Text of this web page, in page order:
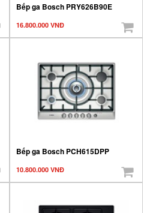
Bếp ga Bosch PRY626B90E
16.800.000 VNĐ
Bếp ga Bosch PCH615DPP
10.800.000 VNĐ